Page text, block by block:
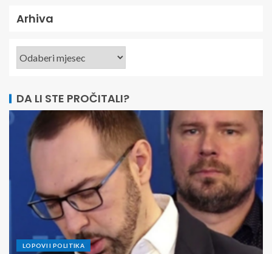
Arhiva
DA LI STE PROČITALI?
LOPOVI I POLITIKA